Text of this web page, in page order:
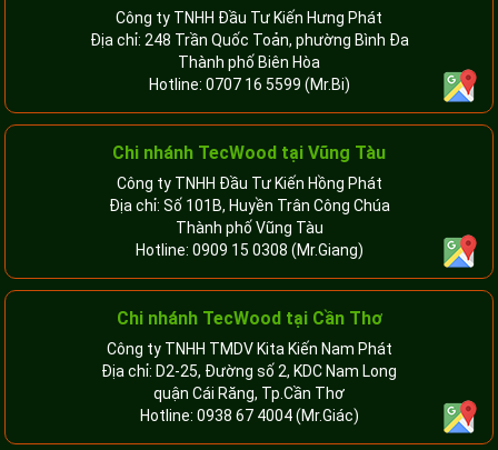
Công ty TNHH Đầu Tư Kiến Hưng Phát
Địa chỉ: 248 Trần Quốc Toản, phường Bình Đa
Thành phố Biên Hòa
Hotline: 0707 16 5599 (Mr.Bi)
Chi nhánh TecWood tại Vũng Tàu
Công ty TNHH Đầu Tư Kiến Hồng Phát
Địa chỉ: Số 101B, Huyền Trân Công Chúa
Thành phố Vũng Tàu
Hotline: 0909 15 0308 (Mr.Giang)
Chi nhánh TecWood tại Cần Thơ
Công ty TNHH TMDV Kita Kiến Nam Phát
Địa chỉ: D2-25, Đường số 2, KDC Nam Long
quận Cái Răng, Tp.Cần Thơ
Hotline: 0938 67 4004(Mr.Giác)